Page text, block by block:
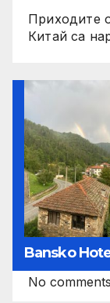
Приходите
Китай са
Bansko
No